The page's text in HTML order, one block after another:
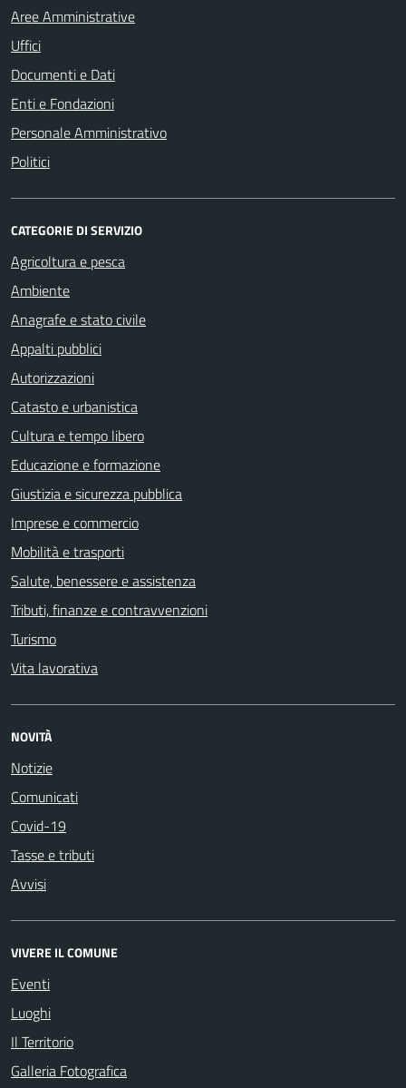
Aree Amministrative
Uffici
Documenti e Dati
Enti e Fondazioni
Personale Amministrativo
Politici
CATEGORIE DI SERVIZIO
Agricoltura e pesca
Ambiente
Anagrafe e stato civile
Appalti pubblici
Autorizzazioni
Catasto e urbanistica
Cultura e tempo libero
Educazione e formazione
Giustizia e sicurezza pubblica
Imprese e commercio
Mobilità e trasporti
Salute, benessere e assistenza
Tributi, finanze e contravvenzioni
Turismo
Vita lavorativa
NOVITÀ
Notizie
Comunicati
Covid-19
Tasse e tributi
Avvisi
VIVERE IL COMUNE
Eventi
Luoghi
Il Territorio
Galleria Fotografica